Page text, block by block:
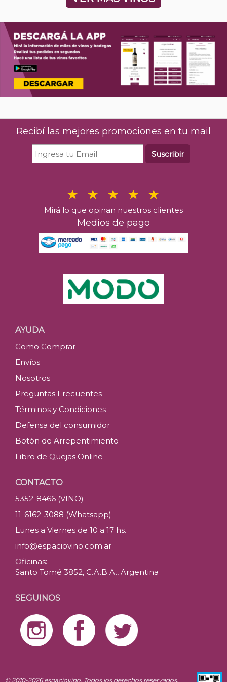
Recibí las mejores promociones en tu mail
Suscribir
Mirá lo que opinan nuestros clientes
Medios de pago
AYUDA
Como Comprar
Envíos
Nosotros
Preguntas Frecuentes
Términos y Condiciones
Defensa del consumidor
Botón de Arrepentimiento
Libro de Quejas Online
CONTACTO
5352-8466 (VINO)
11-6162-3088 (Whatsapp)
Lunes a Viernes de 10 a 17 hs.
info@espaciovino.com.ar
Oficinas:
Santo Tomé 3852, C.A.B.A., Argentina
SEGUINOS
© 2010-2026 espaciovino. Todos los derechos reservados.